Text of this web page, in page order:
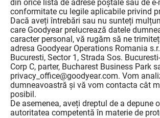
din orice listă de adrese poștale sau de
conformitate cu legile aplicabile privind
Dacă aveți întrebări sau nu sunteți
care Goodyear prelucrează datele
caracter personal, vă rugăm să ne
adresa Goodyear Operations Romania
Bucuresti, Sector 1, Strada Sos.
Corp C, parter, Bucharest Business Park
privacy_office@goodyear.com. Vom
dumneavoastră și vă vom contacta cât
posibil.
De asemenea, aveți dreptul de a depune
autoritatea competentă în materie de